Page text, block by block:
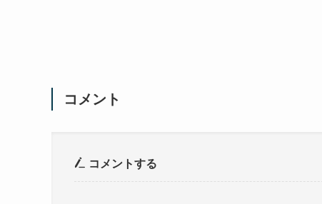
コメント
コメントする